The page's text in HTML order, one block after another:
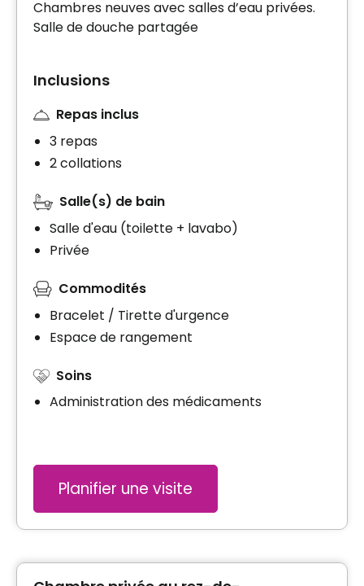
Chambres neuves avec salles d’eau privées.
Salle de douche partagée
Inclusions
Repas inclus
3 repas
2 collations
Salle(s) de bain
Salle d'eau (toilette + lavabo)
Privée
Commodités
Bracelet / Tirette d'urgence
Espace de rangement
Soins
Administration des médicaments
Planifier une visite